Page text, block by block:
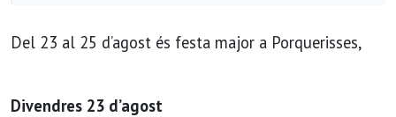
Del 23 al 25 d’agost és festa major a Porquerisses,
Divendres 23 d’agost